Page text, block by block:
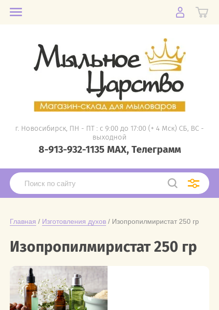
г. Новосибирск, ПН - ПТ : с 9:00 до 17:00 (+ 4 Мск) СБ, ВС -
выходной
8-913-932-1135 MAX, Телеграмм
Главная / Изготовления духов / Изопропилмиристат 250 гр
Изопропилмиристат 250 гр